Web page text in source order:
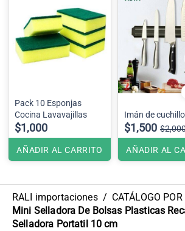
Pack 10 Esponjas
Cocina Lavavajillas
$1,000
AÑADIR AL CARRITO
Imán de
$1,500
AÑADIR AL
RALI importaciones / CATÁLOGO
Mini Selladora De Bolsas Plasticas
Selladora Portatil 10 cm